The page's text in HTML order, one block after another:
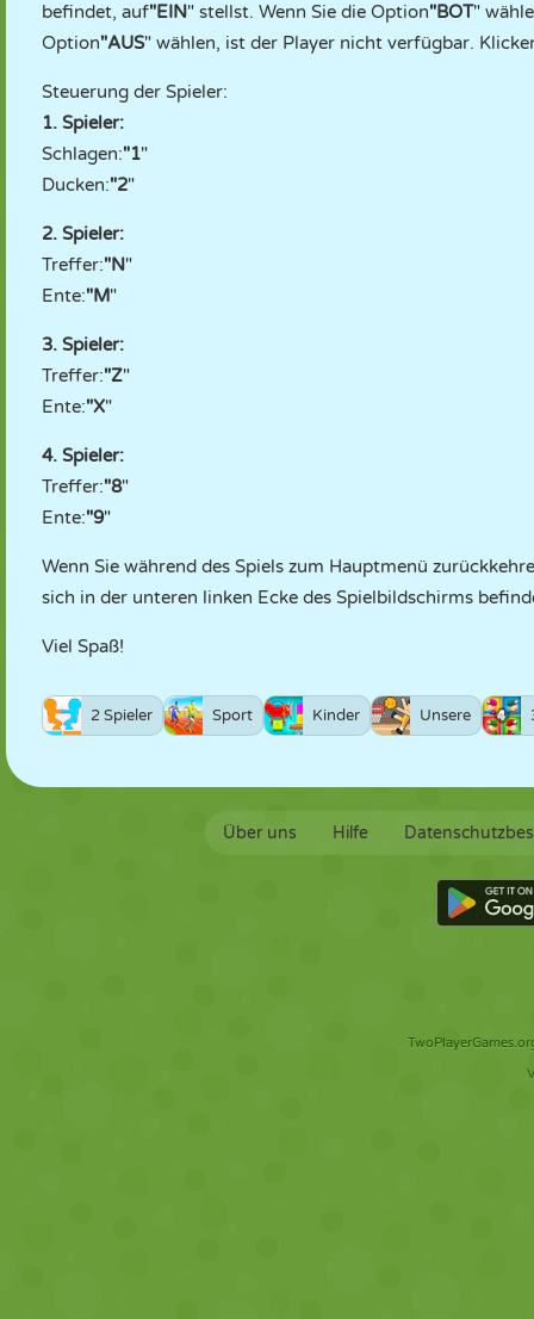
befindet, auf"EIN" stellst. Wenn Sie die Option"BOT"
Option"AUS" wählen, ist der Player nicht verfügbar.
Steuerung der Spieler:
1. Spieler:
Schlagen:"1"
Ducken:"2"
2. Spieler:
Treffer:"N"
Ente:"M"
3. Spieler:
Treffer:"Z"
Ente:"X"
4. Spieler:
Treffer:"8"
Ente:"9"
Wenn Sie während des Spiels zum Hauptmenü
sich in der unteren linken Ecke des Spielbildschirms
Viel Spaß!
2 Spieler Sport Kinder Unsere
Über uns Hilfe